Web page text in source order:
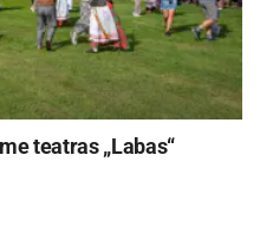
t. y. nebijančios net ir
teatras „Labas“